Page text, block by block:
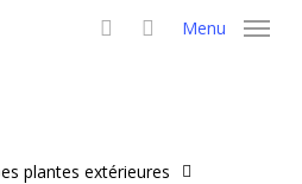
Menu
plantes extérieures